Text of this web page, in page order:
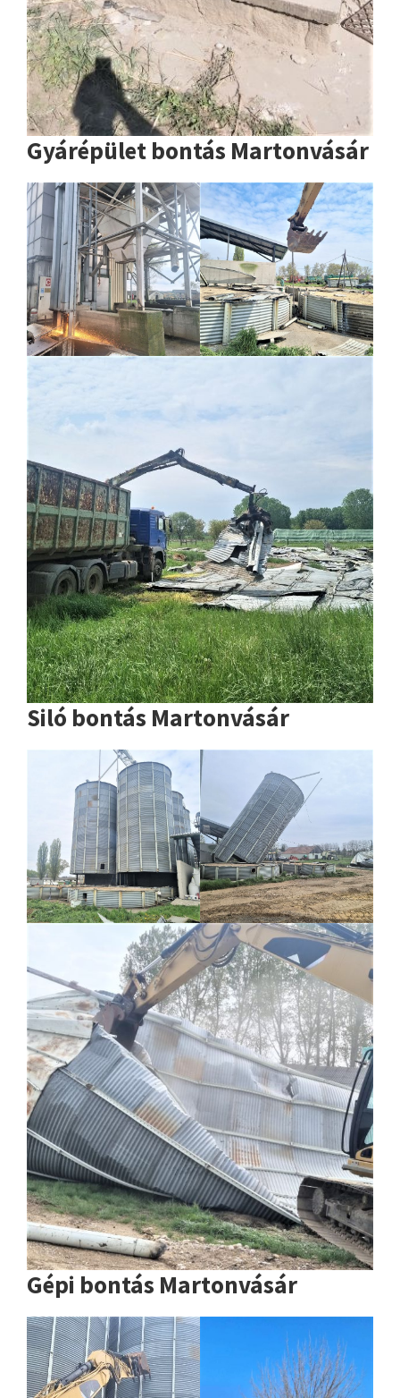
Gyárépület bontás Martonvásár
Siló bontás Martonvásár
Gépi bontás Martonvásár